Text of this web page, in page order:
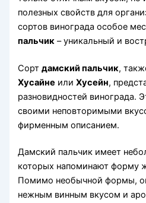
полезных свойств для
сортов винограда особое
пальчик – уникальный и
Сортдамский пальчик,
Хусайне илиХусейн,
разновидностей винограда.
своими неповторимыми
фирменным описанием.
Дамский пальчик имеет
которых напоминают форму
Помимо необычной формы,
нежным винным вкусом и